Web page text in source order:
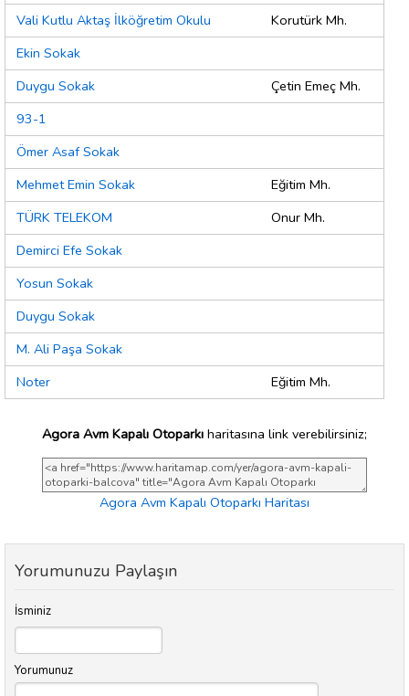
Vali Kutlu Aktaş İlköğretim Okulu
Korutürk Mh.
Ekin Sokak
Duygu Sokak
Çetin Emeç Mh.
93-1
Ömer Asaf Sokak
Mehmet Emin Sokak
Eğitim Mh.
TÜRK TELEKOM
Onur Mh.
Demirci Efe Sokak
Yosun Sokak
Duygu Sokak
M. Ali Paşa Sokak
Noter
Eğitim Mh.
Agora Avm Kapalı Otoparkı haritasına link verebilirsiniz;
Agora Avm Kapalı Otoparkı Haritası
Yorumunuzu Paylaşın
İsminiz
Yorumunuz